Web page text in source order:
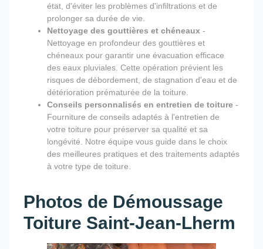
état, d'éviter les problèmes d'infiltrations et de
prolonger sa durée de vie.
Nettoyage des gouttières et chéneaux -
Nettoyage en profondeur des gouttières et
chéneaux pour garantir une évacuation efficace
des eaux pluviales. Cette opération prévient les
risques de débordement, de stagnation d'eau et de
détérioration prématurée de la toiture.
Conseils personnalisés en entretien de toiture -
Fourniture de conseils adaptés à l'entretien de
votre toiture pour préserver sa qualité et sa
longévité. Notre équipe vous guide dans le choix
des meilleures pratiques et des traitements adaptés
à votre type de toiture.
Photos de Démoussage
Toiture Saint-Jean-Lherm